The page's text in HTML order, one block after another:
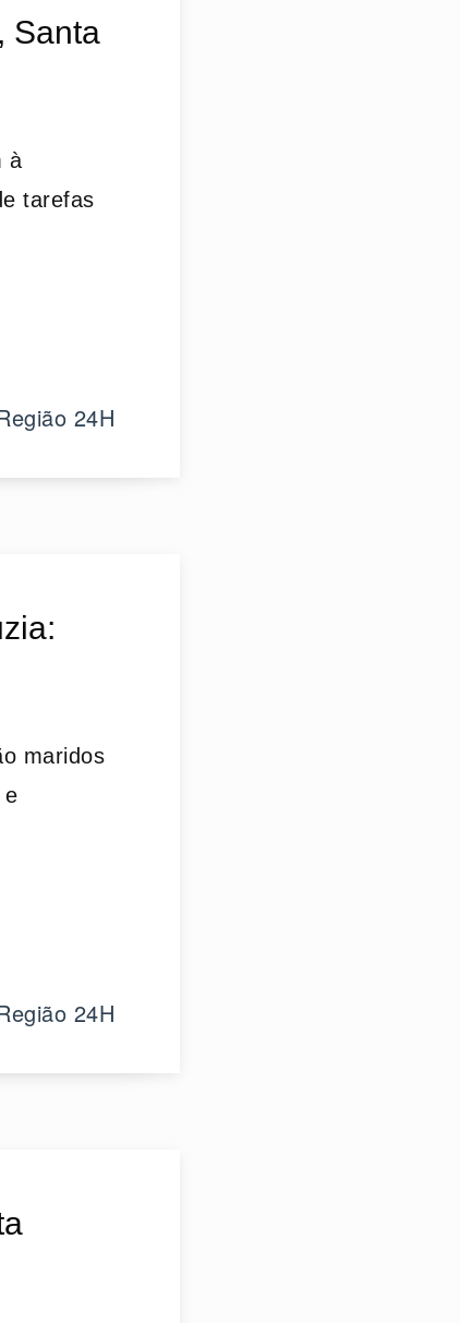
Santa
à
tarefas
24H
maridos
e
24H